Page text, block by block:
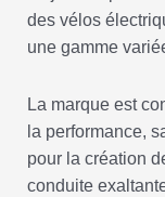
des vélos
une gamme
La marque est
la performance,
pour la création
conduite